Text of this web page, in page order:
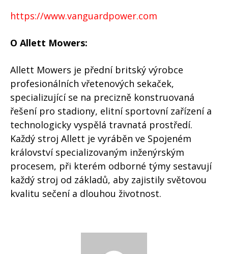
https://www.vanguardpower.com
O Allett Mowers:
Allett Mowers je přední britský výrobce
profesionálních vřetenových sekaček,
specializující se na precizně konstruovaná
řešení pro stadiony, elitní sportovní zařízení a
technologicky vyspělá travnatá prostředí.
Každý stroj Allett je vyráběn ve Spojeném
království specializovaným inženýrským
procesem, při kterém odborné týmy sestavují
každý stroj od základů, aby zajistily světovou
kvalitu sečení a dlouhou životnost.